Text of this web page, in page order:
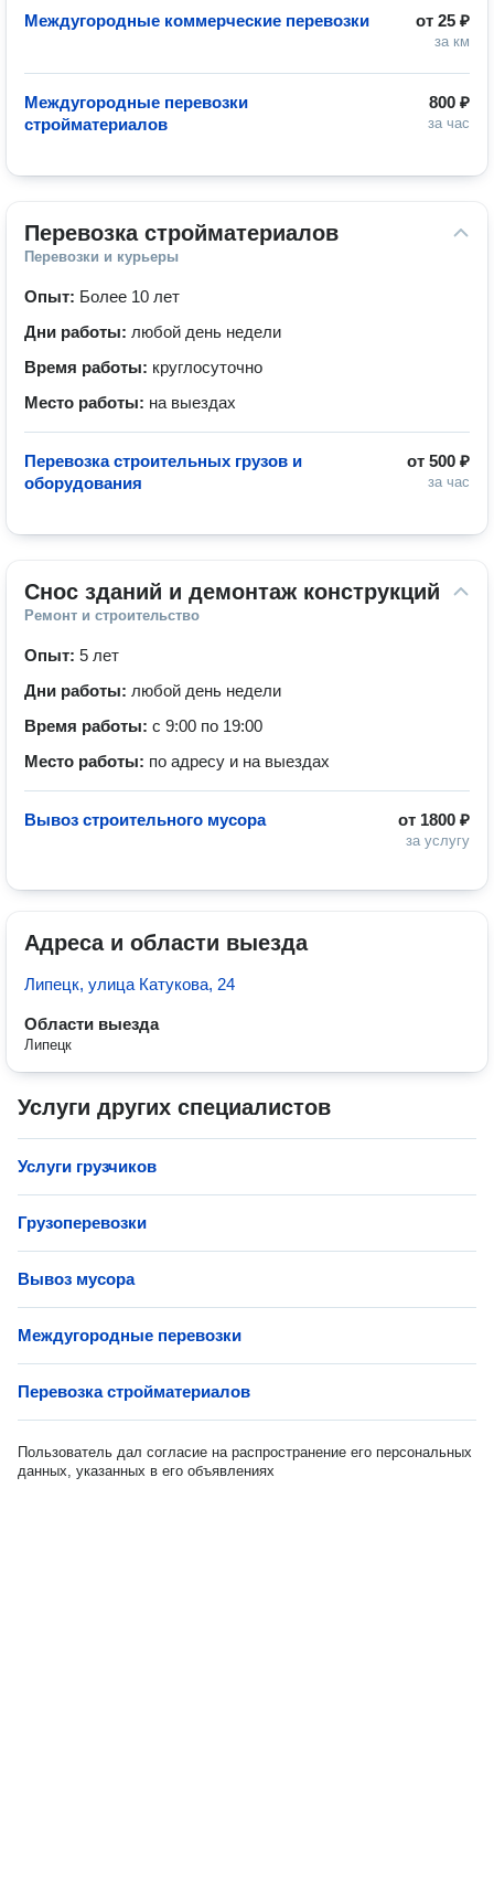
от 25 ₽
за км
Междугородные коммерческие перевозки
800 ₽
за час
Междугородные перевозки
стройматериалов
Перевозка стройматериалов
Перевозки и курьеры
Опыт: Более 10 лет
Дни работы: любой день недели
Время работы: круглосуточно
Место работы: на выездах
от 500 ₽
за час
Перевозка строительных грузов и
оборудования
Снос зданий и демонтаж конструкций
Ремонт и строительство
Опыт: 5 лет
Дни работы: любой день недели
Время работы: с 9:00 по 19:00
Место работы: по адресу и на выездах
от 1800 ₽
за услугу
Вывоз строительного мусора
Адреса и области выезда
Липецк, улица Катукова, 24
Области выезда
Липецк
Услуги других специалистов
Услуги грузчиков
Грузоперевозки
Вывоз мусора
Междугородные перевозки
Перевозка стройматериалов
Пользователь дал согласие на распространение его персональных
данных, указанных в его объявлениях